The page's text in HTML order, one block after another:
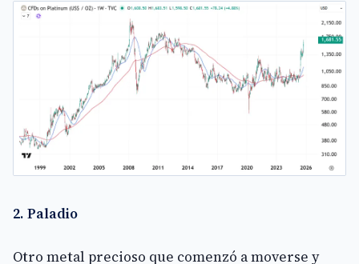
2. Paladio
Otro metal precioso que comenzó a moverse y